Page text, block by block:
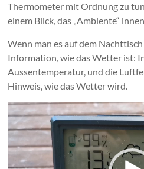
Thermometer mit Ordnung zu
einem Blick, das „Ambiente“
Wenn man es auf dem
Information, wie das Wetter ist:
Aussentemperatur, und die
Hinweis, wie das Wetter wird.
Video-
Player